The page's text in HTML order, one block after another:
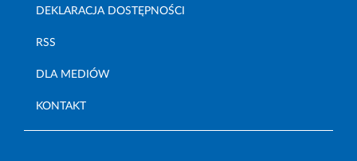
DEKLARACJA DOSTĘPNOŚCI
RSS
DLA MEDIÓW
KONTAKT